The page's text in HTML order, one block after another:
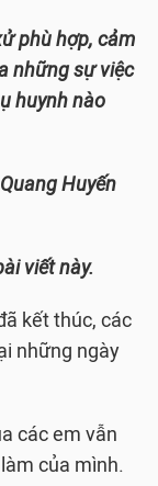
phù hợp, cảm
những sự việc
huynh nào
Huyến
viết này.
kết thúc, các
những ngày
các em vẫn
của mình.